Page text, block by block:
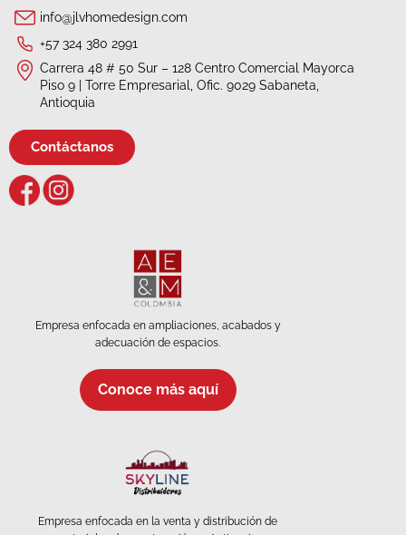
info@jlvhomedesign.com
+57 324 380 2991
Carrera 48 # 50 Sur – 128 Centro Comercial Mayorca
Piso 9 | Torre Empresarial, Ofic. 9029 Sabaneta,
Antioquia
Contáctanos
Empresa enfocada en ampliaciones, acabados y
adecuación de espacios.
Conoce más aquí
Empresa enfocada en la venta y distribución de